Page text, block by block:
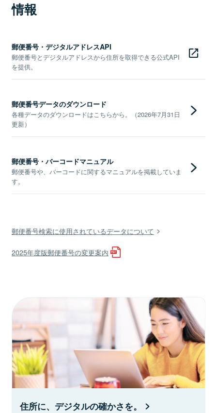
情報
郵便番号・デジタルアドレスAPI
郵便番号とデジタルアドレスから住所を取得できる公式API
を提供。
郵便番号データのダウンロード
各種データのダウンロードはこちらから。（2026年7月31日
更新）
郵便番号・バーコードマニュアル
郵便番号や、バーコードに関するマニュアルを掲載していま
す。
郵便番号検索に使用されているデータについて
2025年度版郵便番号の変更案内
住所に、デジタルの確かさを。